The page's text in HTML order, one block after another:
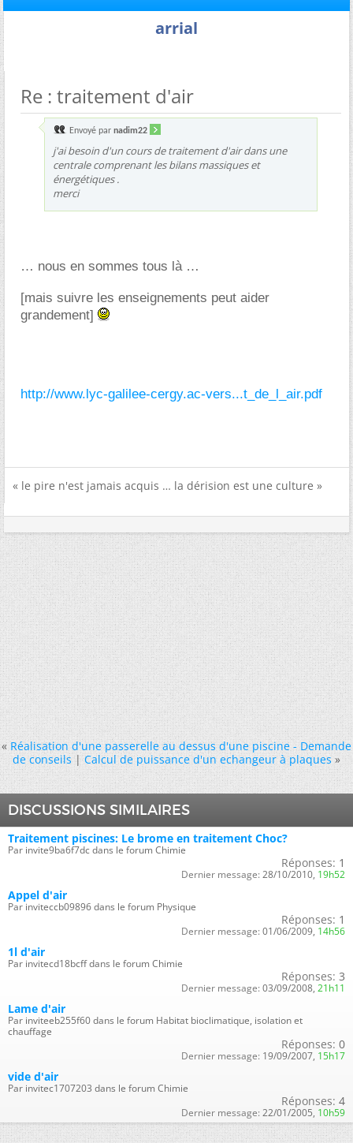
arrial
Re : traitement d'air
Envoyé par nadim22
j'ai besoin d'un cours de traitement d'air dans une
centrale comprenant les bilans massiques et
énergétiques .
merci
nous en sommes tous là
[mais suivre les enseignements peut aider
grandement]
http://www.lyc-galilee-cergy.ac-vers...t_de_l_air.pdf
« le pire n'est jamais acquis … la dérision est une culture »
« Réalisation d'une passerelle au dessus d'une piscine - Demande
de conseils|Calcul de puissance d'un echangeur à plaques »
DISCUSSIONS SIMILAIRES
Traitement piscines: Le brome en traitement Choc?
Par invite9ba6f7dc dans le forum Chimie
Réponses: 1
Dernier message: 28/10/2010, 19h52
Appel d'air
Par inviteccb09896 dans le forum Physique
Réponses: 1
Dernier message: 01/06/2009, 14h56
1l d'air
Par invitecd18bcff dans le forum Chimie
Réponses: 3
Dernier message: 03/09/2008, 21h11
Lame d'air
Par inviteeb255f60 dans le forum Habitat bioclimatique, isolation et
chauffage
Réponses: 0
Dernier message: 19/09/2007, 15h17
vide d'air
Par invitec1707203 dans le forum Chimie
Réponses: 4
Dernier message: 22/01/2005, 10h59